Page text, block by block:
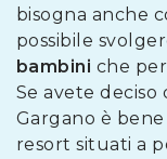
bisogna anche
possibile
bambini che
Se avete deciso
Gargano è
resort situati a